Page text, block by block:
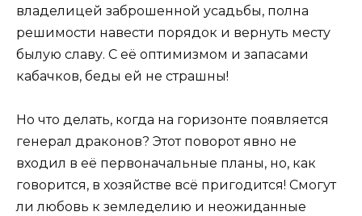
владелицей заброшенной усадьбы, полна
решимости навести порядок и вернуть месту
былую славу. С её оптимизмом и запасами
кабачков, беды ей не страшны!
Но что делать, когда на горизонте появляется
генерал драконов? Этот поворот явно не
входил в её первоначальные планы, но, как
говорится, в хозяйстве всё пригодится! Смогут
ли любовь к земледелию и неожиданные